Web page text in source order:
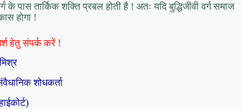
पास तार्किक शक्ति प्रबल होती है ! अतः यदि बुद्धिजीवी वर्ग समाज
होगा !
हेतु संपर्क करें !
शोधकर्ता